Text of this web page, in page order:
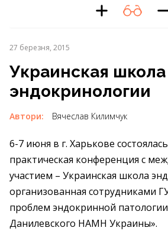
27 березня, 2015
Украинская школа
эндокринологии
Автори: Вячеслав Килимчук
6-7 июня в г. Харькове
практическая конференция с
участием – Украинская школа
организованная сотрудниками
проблем эндокринной
Данилевского НАМН Украины».